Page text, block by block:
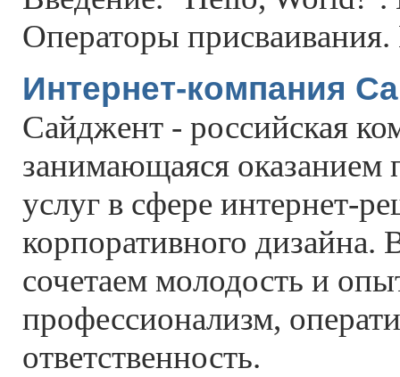
Операторы
Интернет-компания
Сайджент - российская
занимающаяся оказанием
услуг в сфере интернет-
корпоративного дизайна.
сочетаем молодость и
профессионализм,
ответственность.